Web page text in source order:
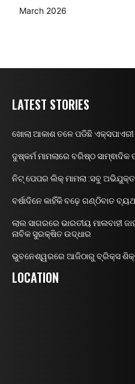
March 2026
LATEST STORIES
ଖୋଲା ଆକାଶ ତଳେ ପଡିଛି
ଦୁଷ୍କର୍ମ ମାମଲାରେ ବରିଷ୍ଠ
ନିଟ୍ ପେପର ଲିକ୍ ମାମଲା :ସବୁ
ବର୍ଷାଦିନେ କାହିଁକି ବଢ଼େ ଗଣ୍ଠିବାତ
ଲାଲ ସାଗରରେ ଭାରତୀୟ ମାଲବାହୀ
ନାବିକ ସୁରକ୍ଷିତ ଉଦ୍ଧାର
ଭୁବନେଶ୍ୱରରେ ଆଜିଠାରୁ ବ୍ରିକ୍ସ
LOCATION